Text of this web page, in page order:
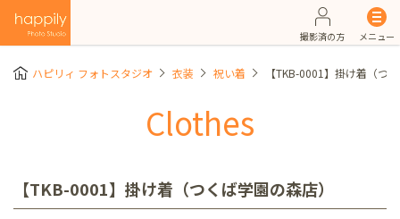
撮影済の方 メニュー
ハピリィ フォトスタジオ 衣装 祝い着 【TKB-0001】掛け着（つ
Clothes
【TKB-0001】掛け着（つくば学園の森店）